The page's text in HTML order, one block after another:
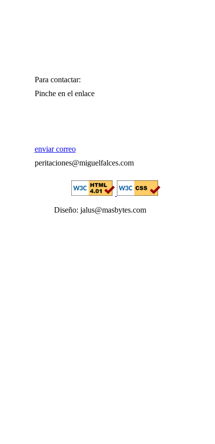
Para contactar:
Pinche en el enlace
enviar correo
peritaciones@miguelfalces.com
Diseño: jalus@masbytes.com